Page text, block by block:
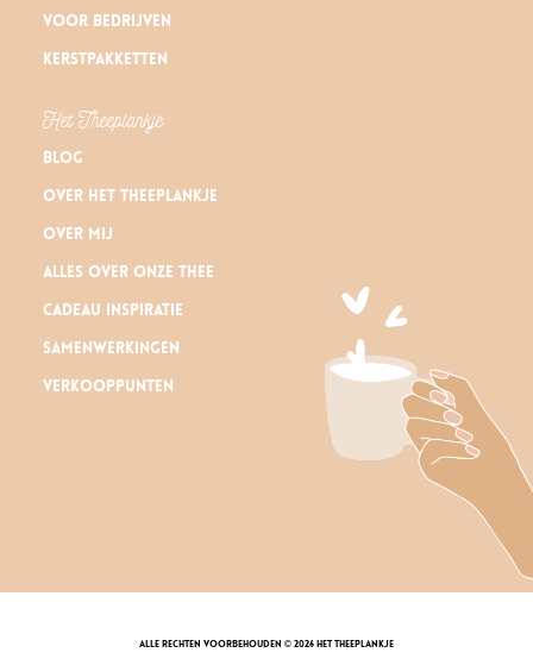
Voor bedrijven
Kerstpakketten
Het Theeplankje
Blog
Over Het Theeplankje
Over mij
Alles over onze thee
Cadeau inspiratie
Samenwerkingen
Verkooppunten
alle rechten voorbehouden © 2026 Het Theeplankje